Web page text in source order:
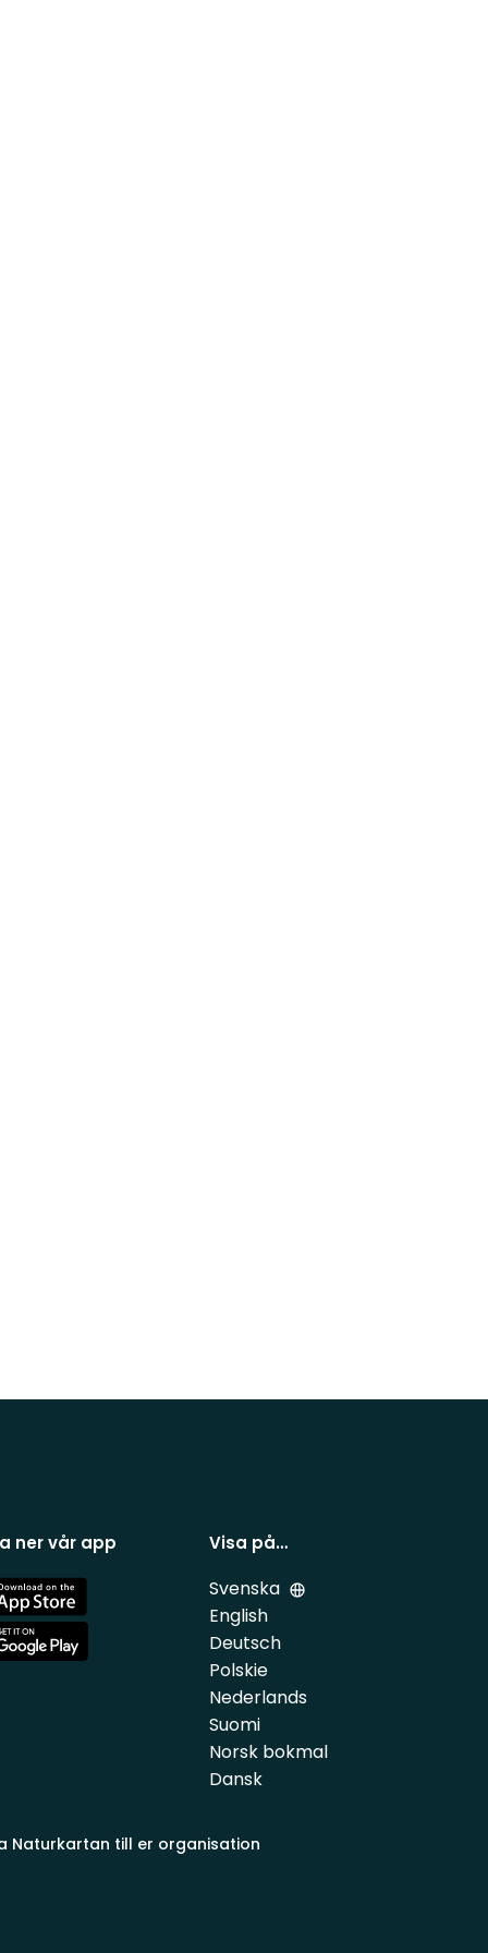
ner vår app Visa på…
Svenska
English
Deutsch
Polskie
Nederlands
Suomi
Norsk bokmal
Dansk
Naturkartan till er organisation